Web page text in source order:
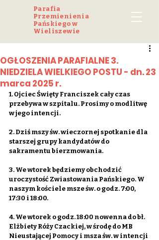
Parafia
Przemienienia
Pańskiego w
Wieliszewie
OGŁOSZENIA PARAFIALNE 3.
NIEDZIELA WIELKIEGO POSTU - dn. 23
marca 2025 r.
1. Ojciec Święty Franciszek cały czas
przebywa w szpitalu. Prosimy o modlitwę
w jego intencji.
2. Dziś mszy św. wieczornej spotkanie dla
starszej grupy kandydatów do
sakramentu bierzmowania.
3. We wtorek będziemy obchodzić
uroczystość Zwiastowania Pańskiego. W
naszym kościele msze św. o godz. 7:00,
17:30 i 18:00.
4. We wtorek o godz. 18:00 nowenna do bł.
Elżbiety Róży Czackiej, w środę do MB
Nieustającej Pomocy i msza św. w intencji